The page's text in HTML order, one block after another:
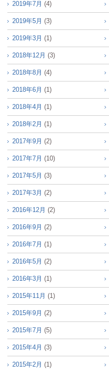
2019年7月 (4)
2019年5月 (3)
2019年3月 (1)
2018年12月 (3)
2018年8月 (4)
2018年6月 (1)
2018年4月 (1)
2018年2月 (1)
2017年9月 (2)
2017年7月 (10)
2017年5月 (3)
2017年3月 (2)
2016年12月 (2)
2016年9月 (2)
2016年7月 (1)
2016年5月 (2)
2016年3月 (1)
2015年11月 (1)
2015年9月 (2)
2015年7月 (5)
2015年4月 (3)
2015年2月 (1)